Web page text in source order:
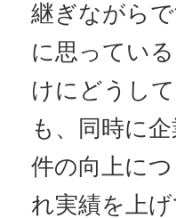
継ぎながら
に思ってい
けにどうし
も、同時に
件の向上に
れ実績を上